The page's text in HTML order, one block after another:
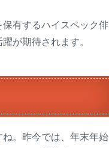
有するハイスペック俳
が期待されます。
。昨今では、年末年始